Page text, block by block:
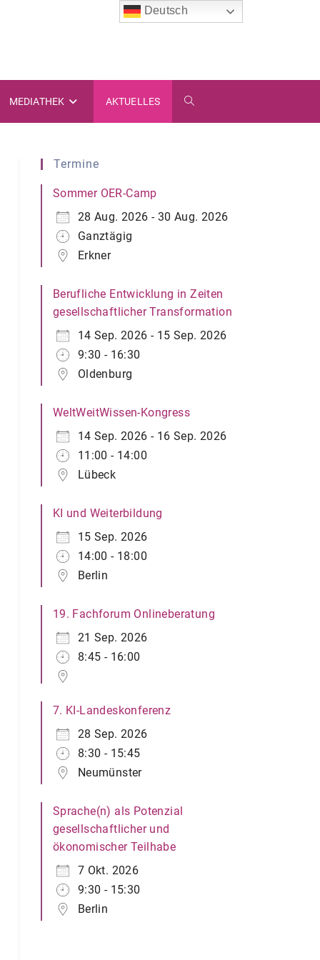
MEDIATHEK AKTUELLES WEBSITE-
Termine
Sommer OER-Camp
28 Aug. 2026 - 30 Aug. 2026
Ganztägig
Erkner
Berufliche Entwicklung in Zeiten
gesellschaftlicher Transformation
14 Sep. 2026 - 15 Sep. 2026
9:30 - 16:30
Oldenburg
WeltWeitWissen-Kongress
14 Sep. 2026 - 16 Sep. 2026
11:00 - 14:00
Lübeck
KI und Weiterbildung
15 Sep. 2026
14:00 - 18:00
Berlin
19. Fachforum Onlineberatung
21 Sep. 2026
8:45 - 16:00
7. KI-Landeskonferenz
28 Sep. 2026
8:30 - 15:45
Neumünster
Sprache(n) als Potenzial
gesellschaftlicher und
ökonomischer Teilhabe
7 Okt. 2026
9:30 - 15:30
Berlin
Deutsch